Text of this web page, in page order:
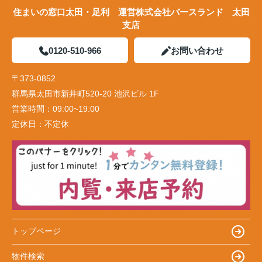
住まいの窓口太田・足利 運営株式会社バースランド 太田
支店
0120-510-966 お問い合わせ
〒373-0852
群馬県太田市新井町520-20 池沢ビル 1F
営業時間： 09:00~19:00
定休日： 不定休
トップページ
物件検索